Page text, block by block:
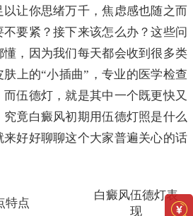
让你思绪万千，焦虑感也随之而
要紧？接下来该怎么办？这些问
，因为我们每天都会收到很多类
上的“小插曲”，专业的医学检查
伍德灯，就是其中一个既更快又
竟白癜风初期用伍德灯照是什么
好好聊聊这个大家普遍关心的话
特点
白癜风伍德灯表
现